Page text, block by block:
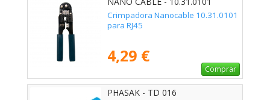
Crimpadora Nanocable 10.31.0101
para RJ45
4,29 €
Comprar
PHASAK - TD 016